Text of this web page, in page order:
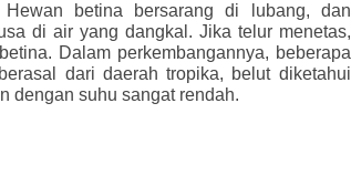
betina bersarang di lubang, dan
di air yang dangkal. Jika telur menetas,
Dalam perkembangannya, beberapa
dari daerah tropika, belut diketahui
dengan suhu sangat rendah.